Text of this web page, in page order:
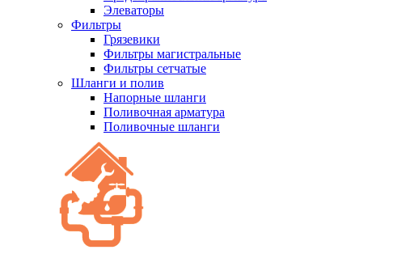
Элеваторы
Фильтры
Грязевики
Фильтры магистральные
Фильтры сетчатые
Шланги и полив
Напорные шланги
Поливочная арматура
Поливочные шланги